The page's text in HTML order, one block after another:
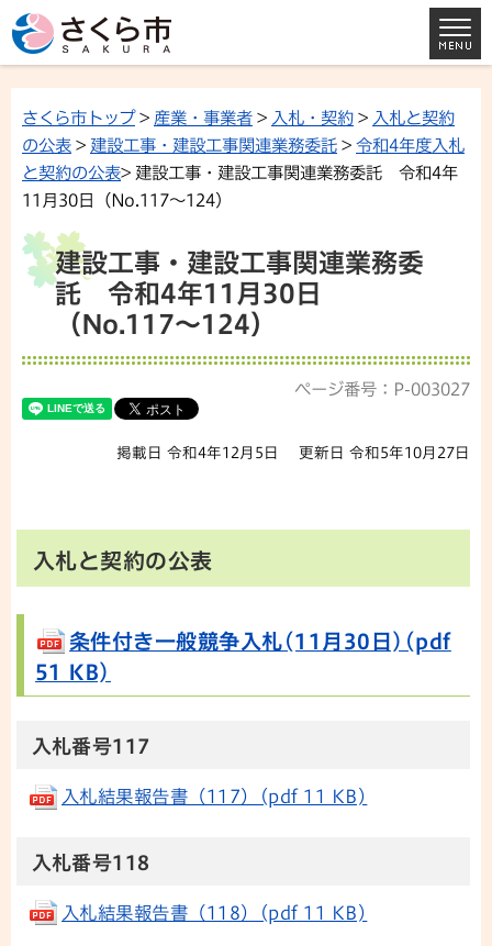
さくら市トップ> 産業・事業者 > 入札・契約 > 入札と契約
の公表 > 建設工事・建設工事関連業務委託 > 令和4年度入札
と契約の公表> 建設工事・建設工事関連業務委託 令和4年
11月30日（No.117〜124）
建設工事・建設工事関連業務委
託 令和4年11月30日
（No.117〜124）
ページ番号：P-003027
掲載日 令和4年12月5日 更新日 令和5年10月27日
入札と契約の公表
条件付き一般競争入札(11月30日)(pdf
51 KB)
入札番号117
入札結果報告書（117）(pdf 11 KB)
入札番号118
入札結果報告書（118）(pdf 11 KB)